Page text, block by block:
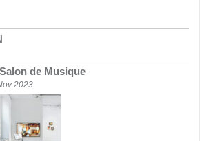
de Musique
2023